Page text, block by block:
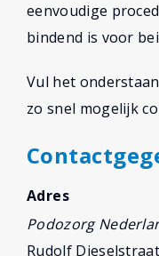
eenvoudige
bindend is voor
Vul het
zo snel mogelijk
Adres
Podozorg
Rudolf